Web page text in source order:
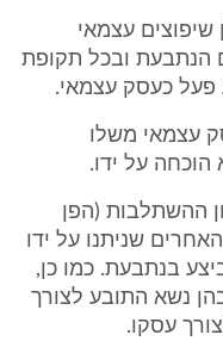
עצמאי
הנתבעת ובכל תקופת
פעל כעסק עצמאי.
עצמאי משלו
על ידו.
ההשתלבות (הפן
שניתנו על ידו
בנתבעת. כמו כן,
נשא התובע לצורך
עסקו.